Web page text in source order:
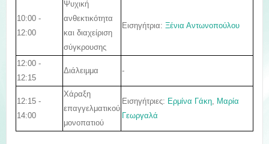
10:00 -
12:00
Ψυχική
ανθεκτικότητα
και διαχείριση
σύγκρουσης
Εισηγήτρια: Ξένια Αντωνοπούλου
12:00 -
12:15
Διάλειμμα -
12:15 -
14:00
Χάραξη
επαγγελματικού
μονοπατιού
Εισηγήτριες: Ερμίνα Γάκη, Μαρία
Γεωργαλά